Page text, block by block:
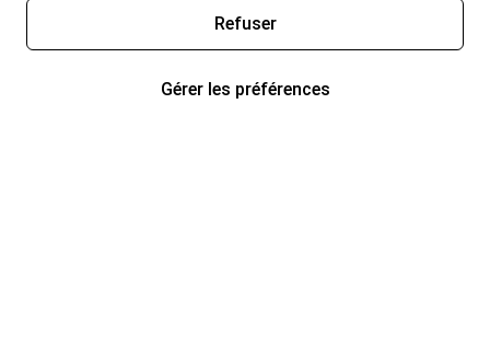
Refuser
Gérer les préférences